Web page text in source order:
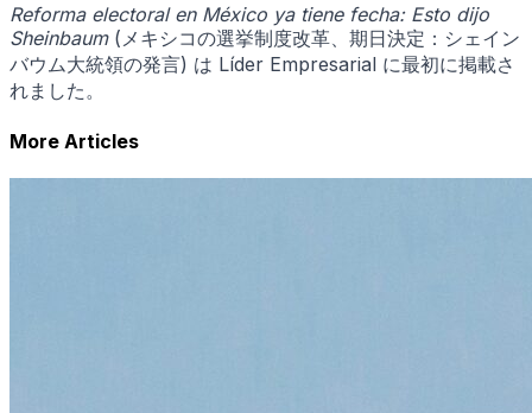
Reforma electoral en México ya tiene fecha: Esto dijo
Sheinbaum(メキシコの選挙制度改革、期日決定：シェイン
バウム大統領の発言) は Líder Empresarial に最初に掲載さ
れました。
More Articles